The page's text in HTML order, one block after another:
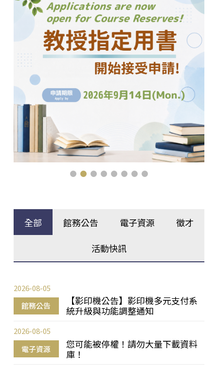
全部 館務公告 電子資源 徵才
活動快訊
館務公告
【影印機公告】影印機多元支付系
統升級與功能調整通知
2026-08-05
電子資源
您可能被停權！請勿大量下載資料
庫！
2026-08-05